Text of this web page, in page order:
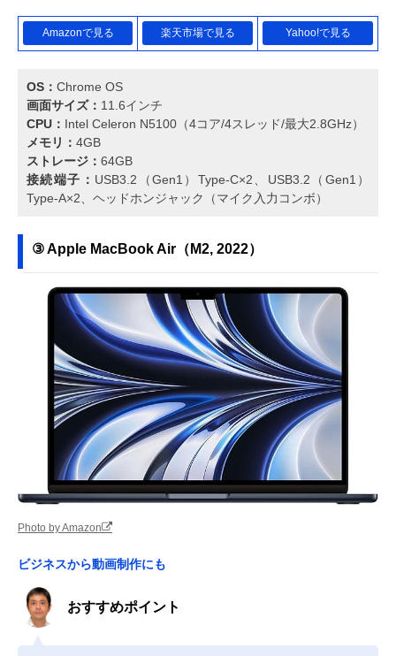
Amazonで見る 楽天市場で見る Yahoo!で見る
OS： Chrome OS
画面サイズ： 11.6インチ
CPU： Intel Celeron N5100（4コア/4スレッド/最大2.8GHz）
メモリ： 4GB
ストレージ： 64GB
接続端子： USB3.2（Gen1）Type-C×2、USB3.2（Gen1）
Type-A×2、ヘッドホンジャック（マイク入力コンボ）
③ Apple MacBook Air（M2, 2022）
Photo by Amazon
ビジネスから動画制作にも
おすすめポイント